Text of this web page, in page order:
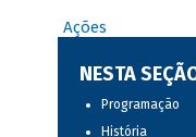
Ações
NESTA
Programação
História